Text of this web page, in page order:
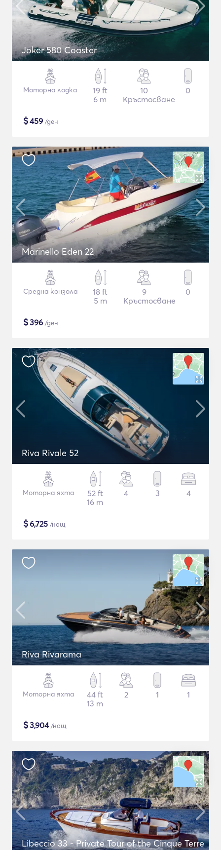
Joker 580 Coaster
Моторна лодка
19 ft
6 m
10
Кръстосване
0
$459 /ден
Marinello Eden 22
Средна конзола
18 ft
5 m
9
Кръстосване
0
$396 /ден
Riva Rivale 52
Моторна яхта
52 ft
16 m
4 3 4
$6,725 /нощ
Riva Rivarama
Моторна яхта
44 ft
13 m
2 1 1
$3,904/нощ
Libeccio 33 - Private Tour of the Cinque Terre